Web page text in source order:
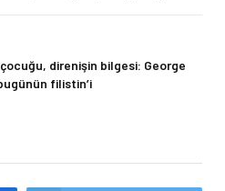
direnişin bilgesi: George
filistin’i